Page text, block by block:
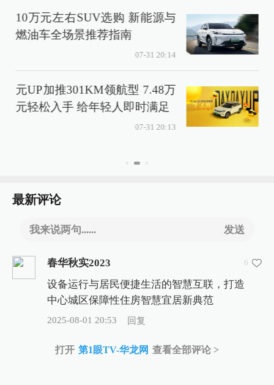
10万元左右SUV选购 新能源与
燃油车全场景推荐指南
07-31 20:14
元UP加推301KM领航型 7.48万
元轻松入手 给年轻人即时满足
07-31 20:13
最新评论
我来说两句...... 发送
春华秋实2023 6
设备运行与居民便捷生活的智慧互联，打造
中心城区保障性住房智慧宜居新典范
2025-08-01 20:53 回复
打开 第1眼TV-华龙网 查看全部评论 >